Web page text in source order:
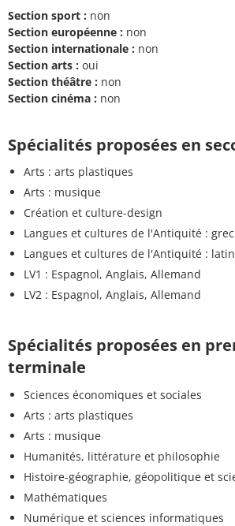
Section sport : non
Section européenne : non
Section internationale : non
Section arts : oui
Section théâtre : non
Section cinéma : non
Spécialités proposées en
Arts : arts plastiques
Arts : musique
Création et culture-design
Langues et cultures de l'Antiquité : grec
Langues et cultures de l'Antiquité : latin
LV1 : Espagnol, Anglais, Allemand
LV2 : Espagnol, Anglais, Allemand
Spécialités proposées en
terminale
Sciences économiques et sociales
Arts : arts plastiques
Arts : musique
Humanités, littérature et philosophie
Histoire-géographie, géopolitique et
Mathématiques
Numérique et sciences informatiques